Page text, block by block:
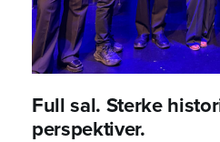
Full sal. Sterke
perspektiver.